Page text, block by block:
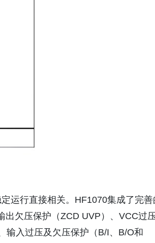
运行直接相关。HF1070集成了完善
欠压保护（ZCD UVP）、VCC过
输入过压及欠压保护（B/I、B/O和